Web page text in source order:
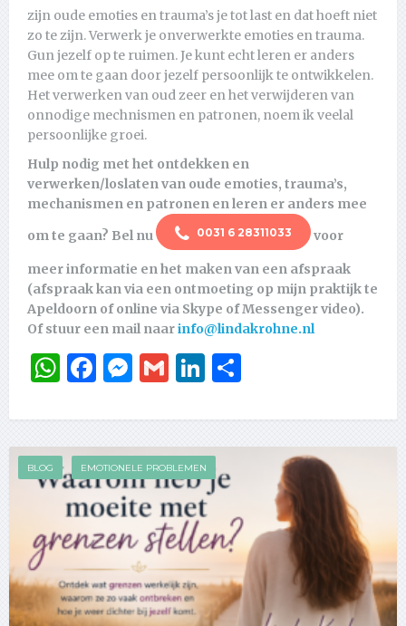
zijn oude emoties en trauma’s je tot last en dat hoeft niet
zo te zijn. Verwerk je onverwerkte emoties en trauma.
Gun jezelf op te ruimen. Je kunt echt leren er anders
mee om te gaan door jezelf persoonlijk te ontwikkelen.
Het verwerken van oud zeer en het verwijderen van
onnodige mechnismen en patronen, noem ik veelal
persoonlijke groei.
Hulp nodig met het ontdekken en
verwerken/loslaten van oude emoties, trauma’s,
mechanismen en patronen en leren er anders mee
om te gaan? Bel nu 0031 6 28311033 voor
meer informatie en het maken van een afspraak
(afspraak kan via een ontmoeting op mijn praktijk te
Apeldoorn of online via Skype of Messenger video).
Of stuur een mail naarinfo@lindakrohne.nl
WhatsApp
Facebook
Messenger
GmailLinkedIn
BLOG EMOTIONELE PROBLEMEN